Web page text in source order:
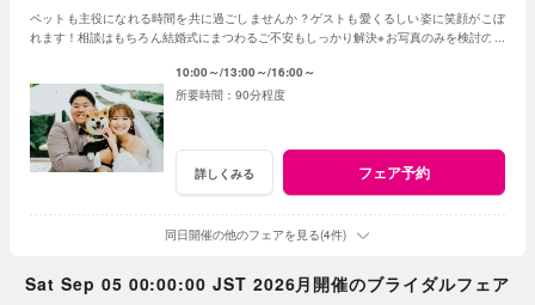
ペットも主役になれる時間を共に過ごしませんか？ゲストも愛くるしい姿に笑顔がこぼ
れます！相談はもちろん結婚式にまつわるご不安もしっかり解決※お写真のみを検討の方
10:00～ 13:00～ 16:00～
90分程度
詳しくみる フェア予約
同日開催の他のフェアを見る(4件)
Sat Sep 05 00:00:00 JST 2026月開催のブライダルフェア